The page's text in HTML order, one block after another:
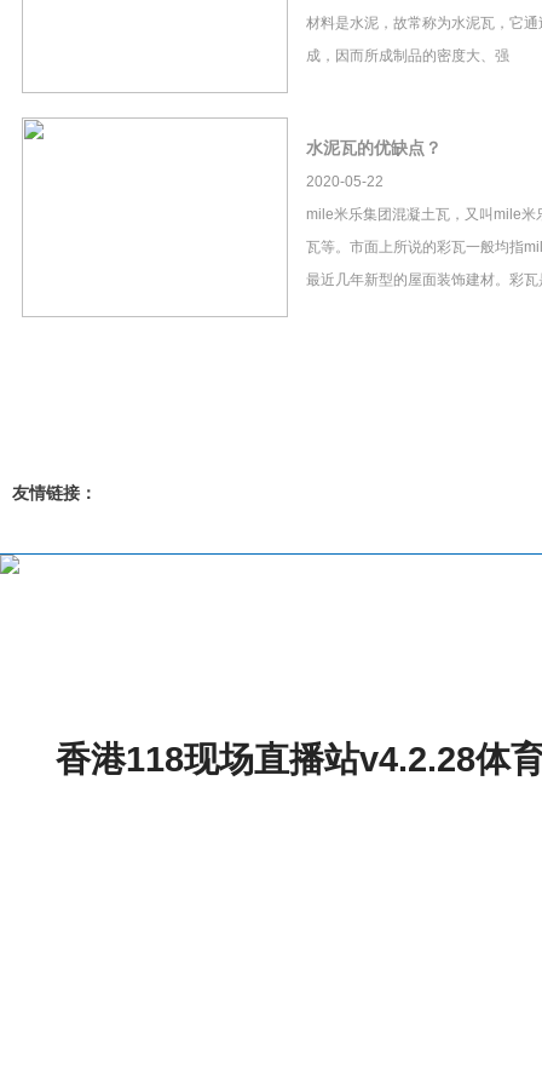
材料是水泥，故常称为水泥瓦，它
成，因而所成制品的密度大、强
水泥瓦的优缺点？
2020-05-22
mile米乐集团混凝土瓦，又叫mile米
瓦等。市面上所说的彩瓦一般均指
最近几年新型的屋面装饰建材。彩
友情链接：
香港118现场直播站v4.2.28体